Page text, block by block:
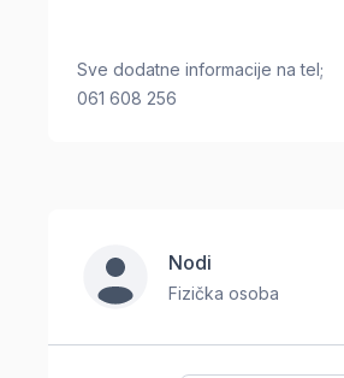
Sve dodatne informacije na tel;
061 608 256
Nodi
Fizička osoba